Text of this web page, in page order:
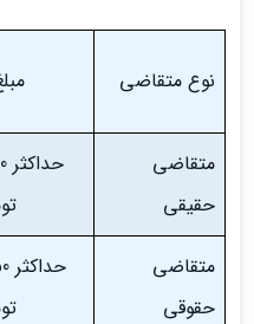
نوع متقاضی
متقاضی
حقیقی
متقاضی
حقوقی